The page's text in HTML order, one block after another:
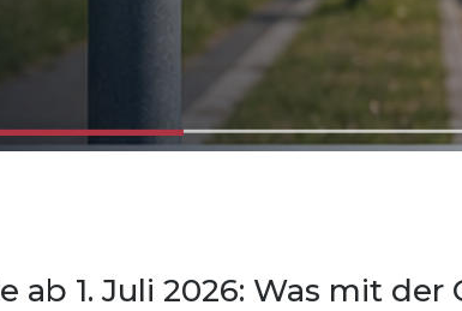
ab 1. Juli 2026: Was mit